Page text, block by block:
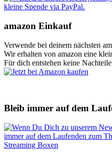
amazon Einkauf
Verwende bei deinem nächsten
Wir erhalten von amazon eine
Für dich entstehen keine
Bleib immer auf dem